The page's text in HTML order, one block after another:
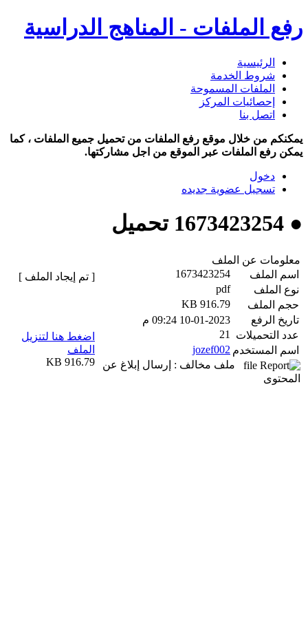
رفع الملفات - المناهج الدراسية
الرئيسية
شروط الخدمة
الملفات المسموحة
إحصائيات المركز
اتصل بنا
يمكنكم من خلال موقع رفع الملفات من تحميل جميع الملفات ، كما
يمكن رفع الملفات عبر الموقع من اجل مشاركتها.
دخول
تسجيل عضوية جديده
● 1673423254 تحميل
معلومات عن الملف
اسم الملف
1673423254
نوع الملف
pdf
حجم الملف
916.79 KB
تاريخ الرفع
10-01-2023 09:24 م
عدد التحميلات
21
اسم المستخدم jozef002
ملف مخالف : إرسال إبلاغ عن
المحتوى
[ تم إيجاد الملف ]
اضغط هنا لتنزيل
الملف
916.79 KB